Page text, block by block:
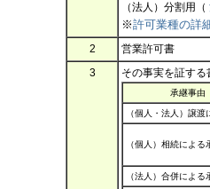
（法人）分割用（
※許可業種の詳
2
営業許可書
3
その事実を証する
承継事由
（個人・法人）譲渡
（個人）相続による
（法人）合併による